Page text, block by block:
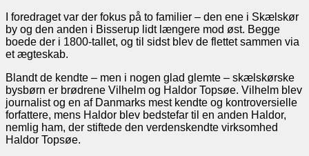
I foredraget var der fokus på to familier – den ene i Skælskør
by og den anden i Bisserup lidt længere mod øst. Begge
boede der i 1800-tallet, og til sidst blev de flettet sammen via
et ægteskab.
Blandt de kendte – men i nogen glad glemte – skælskørske
bysbørn er brødrene Vilhelm og Haldor Topsøe. Vilhelm blev
journalist og en af Danmarks mest kendte og kontroversielle
forfattere, mens Haldor blev bedstefar til en anden Haldor,
nemlig ham, der stiftede den verdenskendte virksomhed
Haldor Topsøe.